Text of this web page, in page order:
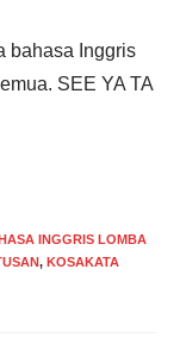
bahasa Inggris
SEE YA TA
INGGRIS LOMBA
, KOSAKATA